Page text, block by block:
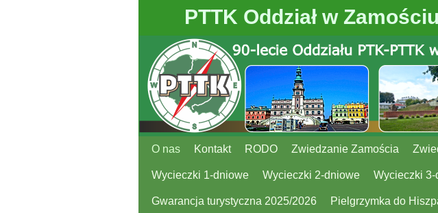
PTTK Oddział w Zamościu
Przejdź do głównej treści
Przejdź do
O nas Kontakt RODO Zwiedzanie Zamościa
Wycieczki 1-dniowe Wycieczki 2-dniowe Wycieczki
Gwarancja turystyczna 2025/2026 Pielgrzymka do